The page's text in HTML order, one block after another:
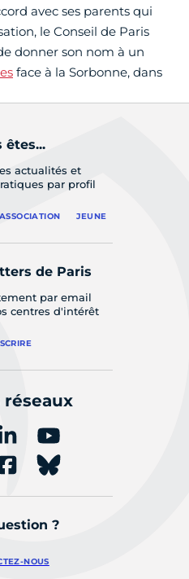
avec ses parents qui
le Conseil de Paris
donner son nom à un
face à la Sorbonne, dans
êtes...
actualités et
par profil
ASSOCIATION JEUNE
de Paris
par email
centres d'intérêt
réseaux
?
NOUS